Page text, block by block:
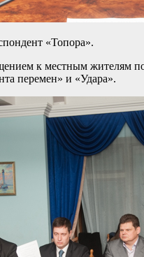
«Топора».
к местным жителям
перемен» и «Удара».